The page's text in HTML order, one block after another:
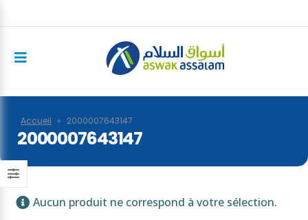
Accueil » 2000007643147
2000007643147
Aucun produit ne correspond à votre sélection.